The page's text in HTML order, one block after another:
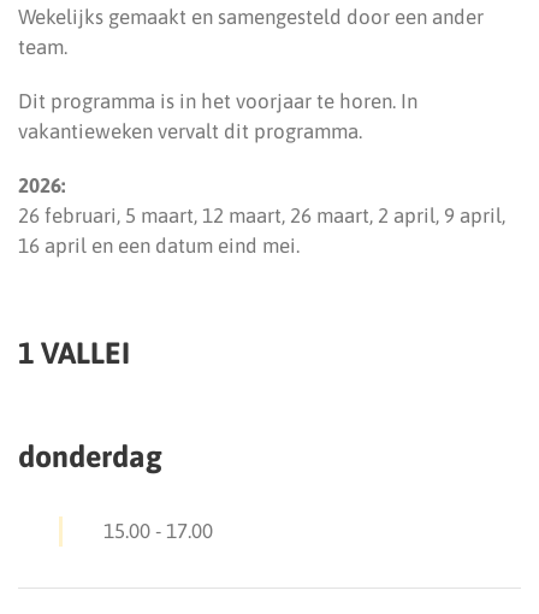
Wekelijks gemaakt en samengesteld door een ander
team.
Dit programma is in het voorjaar te horen. In
vakantieweken vervalt dit programma.
2026:
26 februari, 5 maart, 12 maart, 26 maart, 2 april, 9 april,
16 april en een datum eind mei.
1 VALLEI
donderdag
15.00 - 17.00